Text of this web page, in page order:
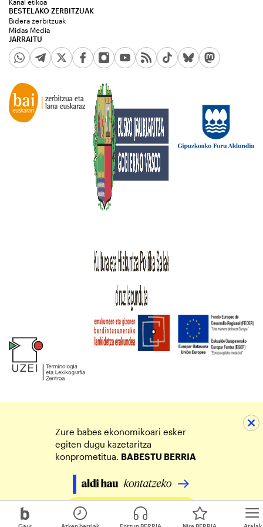
JARRAITU
BESTELAKO ZERBITZUAK
Bidera zerbitzuak
Midas Media
Zure babes ekonomikoari esker
egiten dugu kazetaritza
konprometitua. BABESTU BERRIA
Egin zure ekarpena